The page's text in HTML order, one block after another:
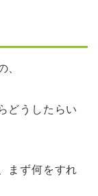
、
どうしたらい
まず何をすれ